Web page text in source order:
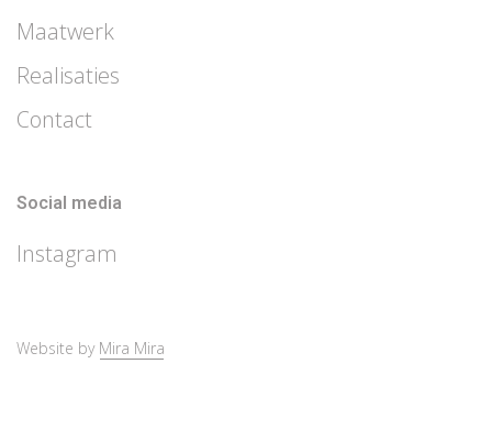
Maatwerk
Realisaties
Contact
Social media
Instagram
Website by Mira Mira